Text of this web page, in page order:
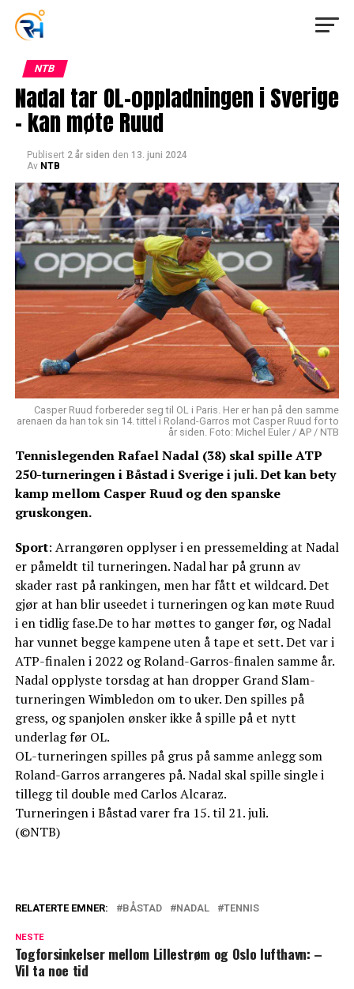
NTB
Nadal tar OL-oppladningen i Sverige
– kan møte Ruud
Publisert 2 år siden den 13. juni 2024
Av NTB
Casper Ruud forbereder seg til OL i Paris. Her er han på den samme
arenaen da han tok sin 14. tittel i Roland-Garros mot Casper Ruud for to
år siden. Foto: Michel Euler / AP / NTB
Tennislegenden Rafael Nadal (38) skal spille ATP
250-turneringen i Båstad i Sverige i juli. Det kan bety
kamp mellom Casper Ruud og den spanske
gruskongen.
Sport: Arrangøren opplyser i en pressemelding at Nadal
er påmeldt til turneringen. Nadal har på grunn av
skader rast på rankingen, men har fått et wildcard. Det
gjør at han blir useedet i turneringen og kan møte Ruud
i en tidlig fase.De to har møttes to ganger før, og Nadal
har vunnet begge kampene uten å tape et sett. Det var i
ATP-finalen i 2022 og Roland-Garros-finalen samme år.
Nadal opplyste torsdag at han dropper Grand Slam-
turneringen Wimbledon om to uker. Den spilles på
gress, og spanjolen ønsker ikke å spille på et nytt
underlag før OL.
OL-turneringen spilles på grus på samme anlegg som
Roland-Garros arrangeres på. Nadal skal spille single i
tillegg til double med Carlos Alcaraz.
Turneringen i Båstad varer fra 15. til 21. juli.
(©NTB)
RELATERTE EMNER: BÅSTAD NADAL TENNIS
NESTE
Togforsinkelser mellom Lillestrøm og Oslo lufthavn: –
Vil ta noe tid